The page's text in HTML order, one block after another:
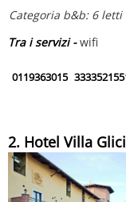
Categoria b&b: 6 letti
Tra i servizi -wifi
0119363015
2. Hotel Villa